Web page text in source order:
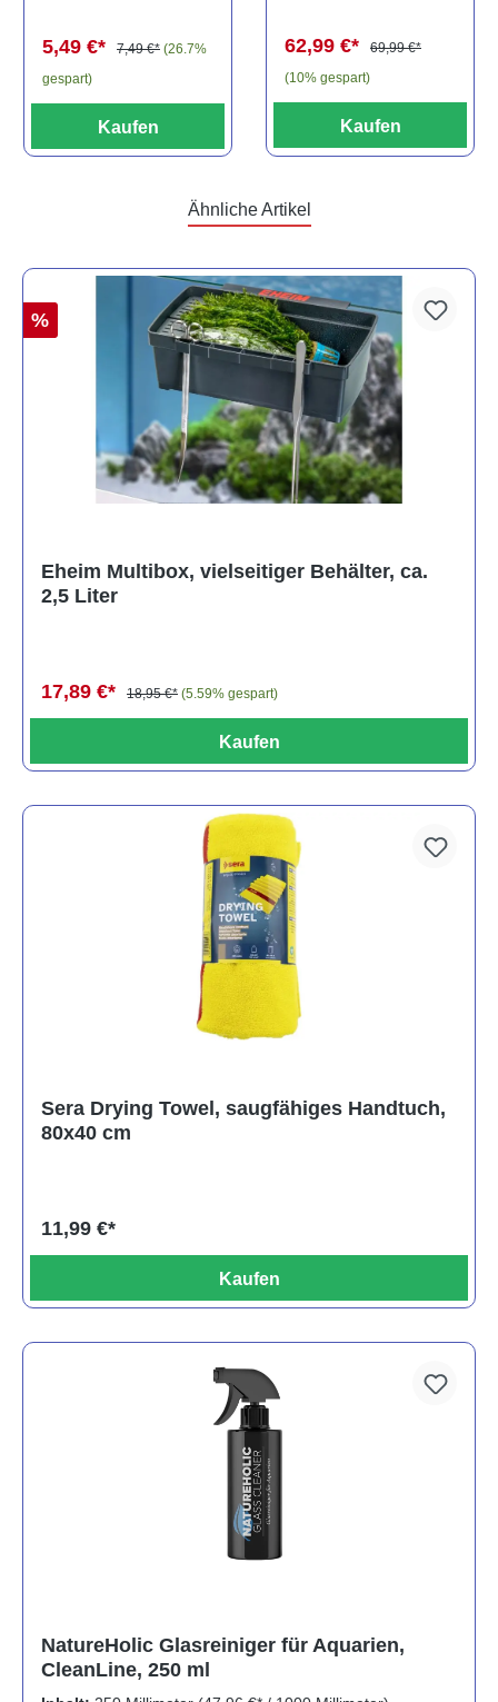
5,49 €* 7,49 €* (26.7%
gespart)
Kaufen
62,99 €*
69,99 €*
(10% gespart)
Kaufen
Ähnliche Artikel
%
Eheim Multibox, vielseitiger Behälter, ca.
2,5 Liter
17,89 €* 18,95 €* (5.59% gespart)
Kaufen
Sera Drying Towel, saugfähiges Handtuch,
80x40 cm
11,99 €*
Kaufen
NatureHolic Glasreiniger für Aquarien,
CleanLine, 250 ml